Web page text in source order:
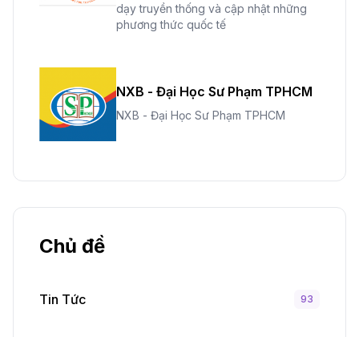
dạy truyền thống và cập nhật những
phương thức quốc tế
NXB - Đại Học Sư Phạm TPHCM
NXB - Đại Học Sư Phạm TPHCM
Chủ đề
Tin Tức 93